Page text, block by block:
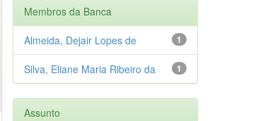
Membros da Banca
1
Almeida, Dejair Lopes de
1
Silva, Eliane Maria Ribeiro da
Assunto